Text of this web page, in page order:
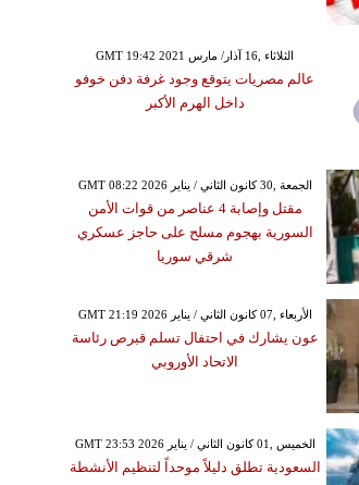
GMT 19:42 2021 الثلاثاء ,16 آذار/ مارس
عالم مصريات يتوقع وجود غرفة دفن خوفو
داخل الهرم الأكبر
GMT 08:22 2026 الجمعة ,30 كانون الثاني / يناير
مقتل وإصابة 4 عناصر من قوات الأمن
السورية بهجوم مسلح على حاجز عسكري
شرقي سوريا
GMT 21:19 2026 الأربعاء ,07 كانون الثاني / يناير
عون يشارك في احتفال تسلم قبرص رئاسة
الاتحاد الأوروبي
GMT 23:53 2026 الخميس ,01 كانون الثاني / يناير
السعودية تطلق دليلاً موحداً لتنظيم الأنشطة